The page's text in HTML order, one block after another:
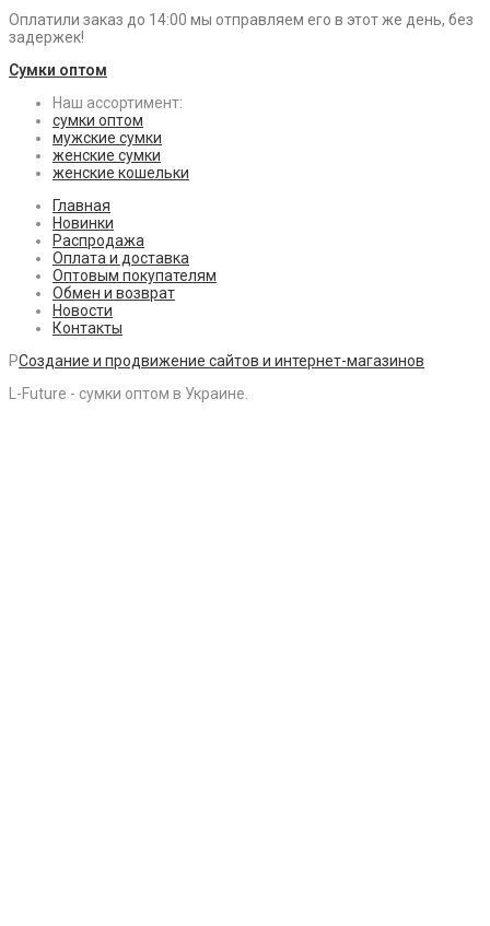
Оплатили заказ до 14:00 мы отправляем его в этот же день, без
задержек!
Сумки оптом
Наш ассортимент:
сумки оптом
мужские сумки
женские сумки
женские кошельки
Главная
Новинки
Распродажа
Оплата и доставка
Оптовым покупателям
Обмен и возврат
Новости
Контакты
PСоздание и продвижение сайтов и интернет-магазинов
L-Future - сумки оптом в Украине.